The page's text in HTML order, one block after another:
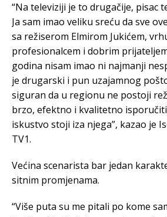
“Na televiziji je to drugačije, pisac
Ja sam imao veliku sreću da sve
sa režiserom Elmirom Jukićem,
profesionalcem i dobrim
godina nisam imao ni najmanji
je drugarski i pun uzajamnog
siguran da u regionu ne postoji
brzo, efektno i kvalitetno
iskustvo stoji iza njega”, kazao je
TV1.
Većina scenarista bar jedan
sitnim promjenama.
“Više puta su me pitali po kome